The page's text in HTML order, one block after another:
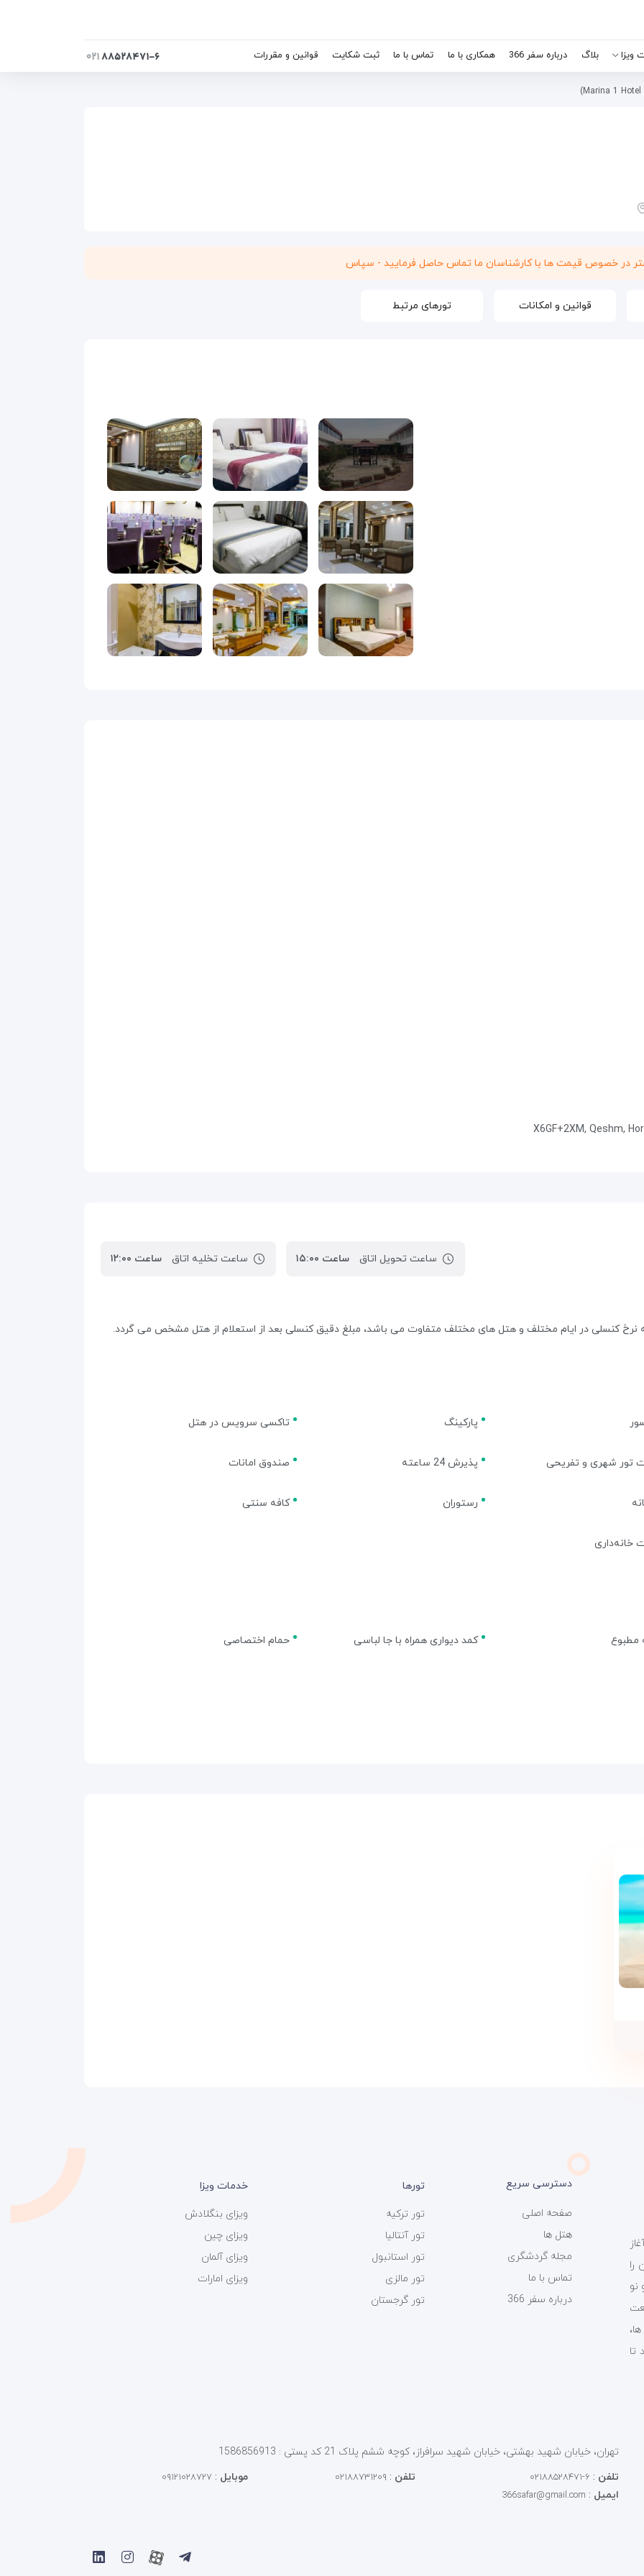
ویزا بلاگ درباره سفر 366 همکاری با ما تماس با ما ثبت شکایت قوانین و مقررات ۸۸۵۲۸۴۷۱-۶۰۲۱
در خصوص قیمت ها با کارشناسان ما تماس حاصل فرمایید - سپاس
قوانین و امکانات تورهای مرتبط
X6GF+2XM, Qeshm,
ساعت تحویل اتاق ساعت ۱۵:۰۰ ساعت تخلیه اتاق ساعت ۱۲:۰۰
نرخ کنسلی در ایام مختلف و هتل های مختلف متفاوت می باشد، مبلغ دقیق کنسلی بعد از استعلام از هتل مشخص می گردد.
پارکینگ تاکسی سرویس در هتل
تور شهری و تفریحی پذیرش 24 ساعته صندوق امانات
رستوران کافه سنتی
خانه‌داری
مطبوع کمد دیواری همراه با جا لباسی حمام اختصاصی
سفر 366 فعالیت خود را از سال 1393 آغاز
را
نو
ها،
تا
دسترسی سریع
صفحه اصلی
هتل ها
مجله گردشگری
تماس با ما
درباره سفر 366
تورها
تور ترکیه
تور آنتالیا
تور استانبول
تور مالزی
تور گرجستان
خدمات ویزا
ویزای بنگلادش
ویزای چین
ویزای آلمان
ویزای امارات
تهران، خیابان شهید بهشتی، خیابان شهید سرافراز، کوچه ششم پلاک 21 کد پستی : 1586856913
تلفن : ۶-۰۲۱۸۸۵۲۸۴۷۱ تلفن : ۰۲۱۸۸۷۳۱۲۰۹ موبایل : ۰۹۱۲۱۰۲۸۷۲۷
ایمیل :
366safar@gmail.com